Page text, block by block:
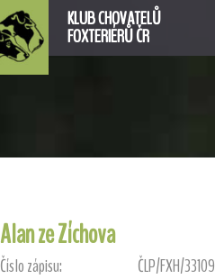
KLUB CHOVATELŮ
FOXTERIÉRŮ ČR
Alan ze Zíchova
Číslo zápisu: ČLP/FXH/33109